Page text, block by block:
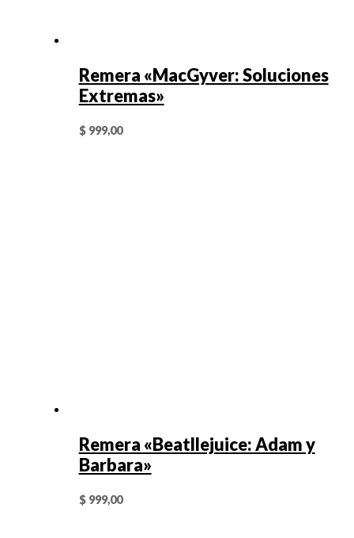
Remera «MacGyver: Soluciones
Extremas»
$999,00
Remera «Beatllejuice: Adam y
Barbara»
$999,00